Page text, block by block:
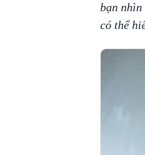
bạn nhìn
có thể